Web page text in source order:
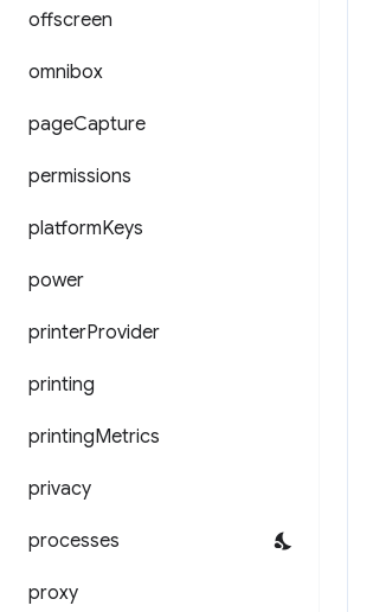
offscreen
omnibox
pageCapture
permissions
platformKeys
power
printerProvider
printing
printingMetrics
privacy
processes
proxy